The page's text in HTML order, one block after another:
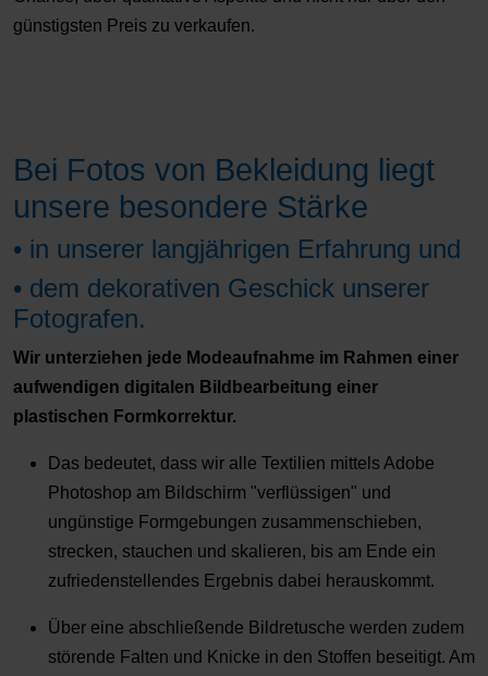
günstigsten Preis zu verkaufen.
Bei Fotos von Bekleidung liegt
unsere besondere Stärke
• in unserer langjährigen Erfahrung und
• dem dekorativen Geschick unserer
Fotografen.
Wir unterziehen jede Modeaufnahme im Rahmen einer
aufwendigen digitalen Bildbearbeitung einer
plastischen Formkorrektur.
Das bedeutet, dass wir alle Textilien mittels Adobe
Photoshop am Bildschirm "verflüssigen" und
ungünstige Formgebungen zusammenschieben,
strecken, stauchen und skalieren, bis am Ende ein
zufriedenstellendes Ergebnis dabei herauskommt.
Über eine abschließende Bildretusche werden zudem
störende Falten und Knicke in den Stoffen beseitigt. Am